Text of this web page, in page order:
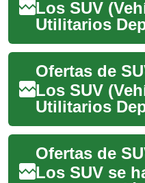
Los SUV
Utilitarios
convertido
popular para
conductores
Los SUV
Utilitarios
convertido
cada vez
quienes
Los SUV se